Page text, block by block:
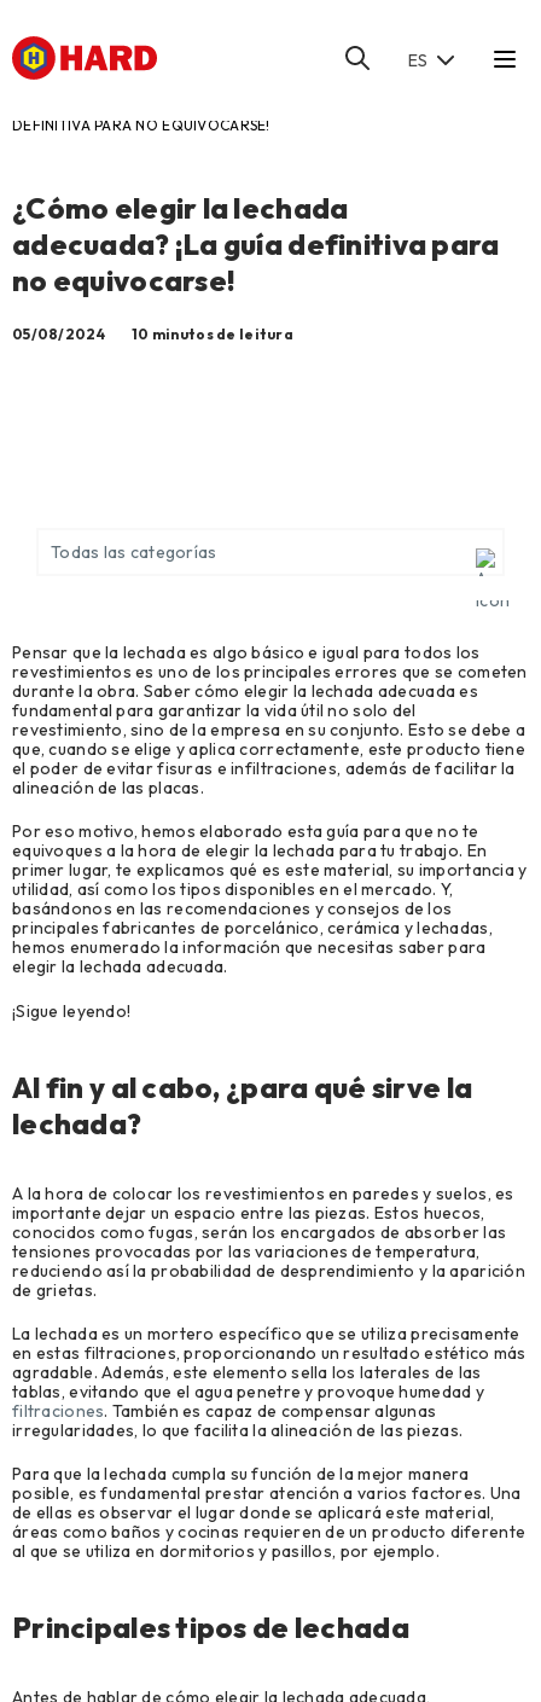
ES
DEFINITIVA PARA NO EQUIVOCARSE!
¿Cómo elegir la lechada
adecuada? ¡La guía definitiva para
no equivocarse!
05/08/2024 10 minutos de leitura
Pensar que la lechada es algo básico e igual para todos los
revestimientos es uno de los principales errores que se cometen
durante la obra. Saber cómo elegir la lechada adecuada es
fundamental para garantizar la vida útil no solo del
revestimiento, sino de la empresa en su conjunto. Esto se debe a
que, cuando se elige y aplica correctamente, este producto tiene
el poder de evitar fisuras e infiltraciones, además de facilitar la
alineación de las placas.
Por eso motivo, hemos elaborado esta guía para que no te
equivoques a la hora de elegir la lechada para tu trabajo. En
primer lugar, te explicamos qué es este material, su importancia y
utilidad, así como los tipos disponibles en el mercado. Y,
basándonos en las recomendaciones y consejos de los
principales fabricantes de porcelánico, cerámica y lechadas,
hemos enumerado la información que necesitas saber para
elegir la lechada adecuada.
¡Sigue leyendo!
Al fin y al cabo, ¿para qué sirve la
lechada?
A la hora de colocar los revestimientos en paredes y suelos, es
importante dejar un espacio entre las piezas. Estos huecos,
conocidos como fugas, serán los encargados de absorber las
tensiones provocadas por las variaciones de temperatura,
reduciendo así la probabilidad de desprendimiento y la aparición
de grietas.
La lechada es un mortero específico que se utiliza precisamente
en estas filtraciones, proporcionando un resultado estético más
agradable. Además, este elemento sella los laterales de las
tablas, evitando que el agua penetre y provoque humedad y
filtraciones. También es capaz de compensar algunas
irregularidades, lo que facilita la alineación de las piezas.
Para que la lechada cumpla su función de la mejor manera
posible, es fundamental prestar atención a varios factores. Una
de ellas es observar el lugar donde se aplicará este material,
áreas como baños y cocinas requieren de un producto diferente
al que se utiliza en dormitorios y pasillos, por ejemplo.
Principales tipos de lechada
Antes de hablar de cómo elegir la lechada adecuada,
Todas las categorías
Agronegocio (2)
Biblioteca técnica (7)
Casos de Éxito (9)
Construcción Metálica y Prefabricada (11)
Mantenimiento, Reparación y Operaciones (4)
Modelado Herramental y creación de prototipos (4)